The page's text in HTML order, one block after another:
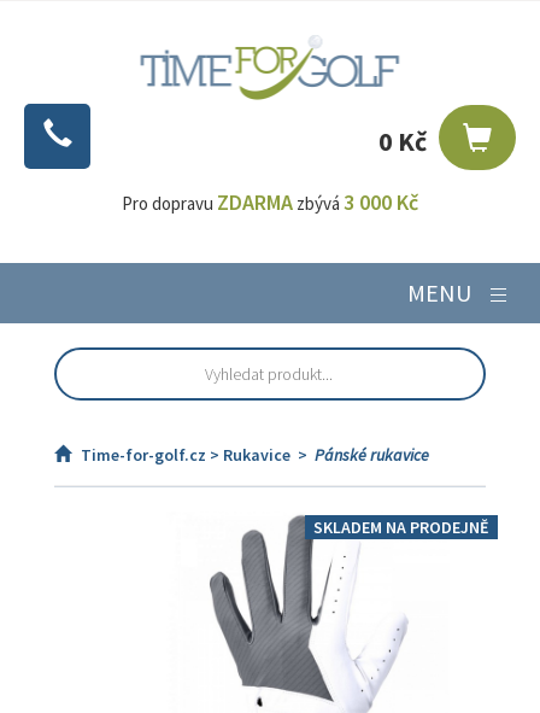
0 Kč
Pro dopravu ZDARMA zbývá 3 000 Kč
MENU
Time-for-golf.cz > Rukavice > Pánské rukavice
SKLADEM NA PRODEJNĚ